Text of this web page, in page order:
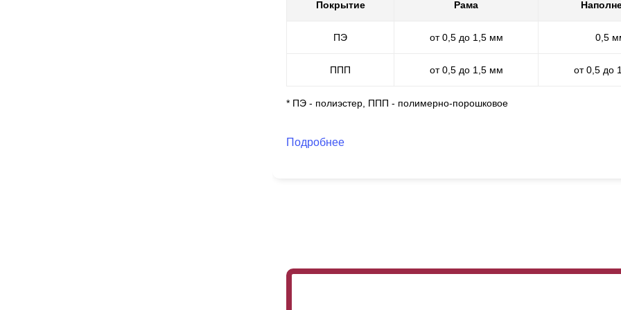
Покрытие Рама
ПЭ от 0,5 до 1,5 мм 0,5
ППП от 0,5 до 1,5 мм от 0,5 до
* ПЭ - полиэстер, ППП - полимерно-порошковое
Подробнее